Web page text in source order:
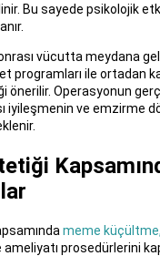
Bu sayede psikolojik
vücutta meydana
programları ile ortadan
önerilir. Operasyonun
iyileşmenin ve emzirme
meme küçültme,
prosedürlerini